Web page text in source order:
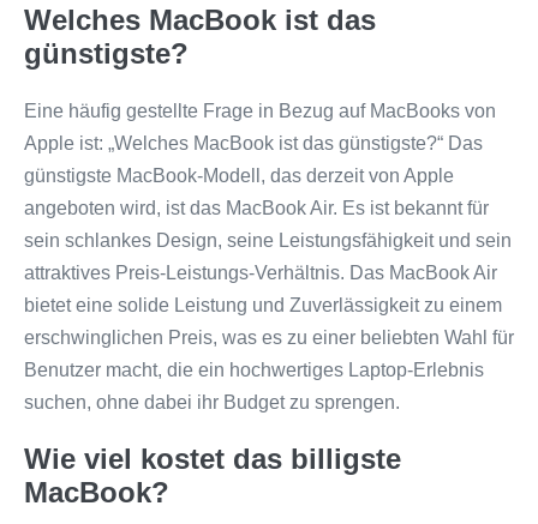
Welches MacBook ist das
günstigste?
Eine häufig gestellte Frage in Bezug auf MacBooks von
Apple ist: „Welches MacBook ist das günstigste?“ Das
günstigste MacBook-Modell, das derzeit von Apple
angeboten wird, ist das MacBook Air. Es ist bekannt für
sein schlankes Design, seine Leistungsfähigkeit und sein
attraktives Preis-Leistungs-Verhältnis. Das MacBook Air
bietet eine solide Leistung und Zuverlässigkeit zu einem
erschwinglichen Preis, was es zu einer beliebten Wahl für
Benutzer macht, die ein hochwertiges Laptop-Erlebnis
suchen, ohne dabei ihr Budget zu sprengen.
Wie viel kostet das billigste
MacBook?